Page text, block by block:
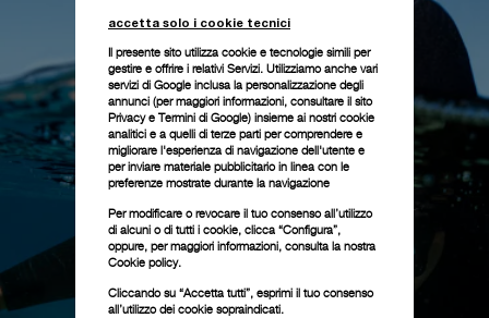
accetta solo i cookie tecnici
Il presente sito utilizza cookie e tecnologie simili per
gestire e offrire i relativi Servizi. Utilizziamo anche vari
servizi di Google inclusa la personalizzazione degli
annunci (per maggiori informazioni, consultare il sito
Privacy e Termini di Google) insieme ai nostri cookie
analitici e a quelli di terze parti per comprendere e
migliorare l'esperienza di navigazione dell'utente e
per inviare materiale pubblicitario in linea con le
preferenze mostrate durante la navigazione
Per modificare o revocare il tuo consenso all’utilizzo
di alcuni o di tutti i cookie, clicca “Configura”,
oppure, per maggiori informazioni, consulta la nostra
Cookie policy.
Cliccando su “Accetta tutti”, esprimi il tuo consenso
all’utilizzo dei cookie sopraindicati.